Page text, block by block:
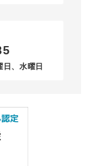
、水曜日